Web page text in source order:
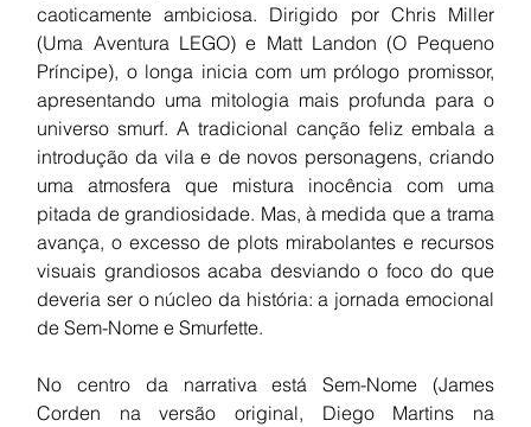
caoticamente ambiciosa. Dirigido por Chris Miller
(Uma Aventura LEGO) e Matt Landon (O Pequeno
Príncipe), o longa inicia com um prólogo promissor,
apresentando uma mitologia mais profunda para o
universo smurf. A tradicional canção feliz embala a
introdução da vila e de novos personagens, criando
uma atmosfera que mistura inocência com uma
pitada de grandiosidade. Mas, à medida que a trama
avança, o excesso de plots mirabolantes e recursos
visuais grandiosos acaba desviando o foco do que
deveria ser o núcleo da história: a jornada emocional
de Sem-Nome e Smurfette.
No centro da narrativa está Sem-Nome (James
Corden na versão original, Diego Martins na